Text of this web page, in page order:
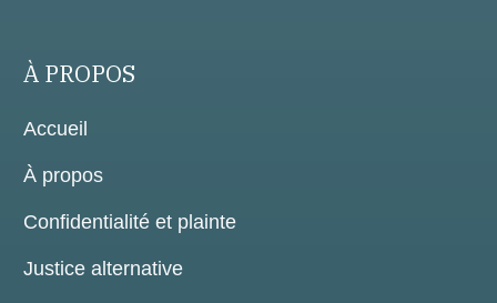
À PROPOS
Accueil
À propos
Confidentialité et plainte
Justice alternative